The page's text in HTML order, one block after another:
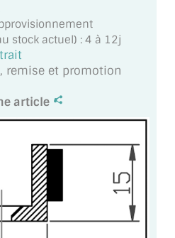
DANSE
stock actuel) : 4 à 12j
remise et promotion
article